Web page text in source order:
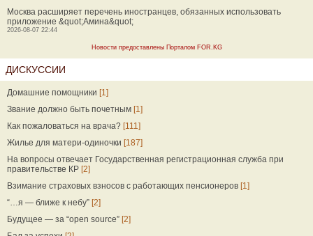
Москва расширяет перечень иностранцев, обязанных использовать
приложение &quot;Амина&quot;
2026-08-07 22:44
Новости предоставлены Порталом FOR.KG
ДИСКУССИИ
Домашние помощники [1]
Звание должно быть почетным [1]
Как пожаловаться на врача? [111]
Жилье для матери-одиночки [187]
На вопросы отвечает Государственная регистрационная служба при
правительстве КР [2]
Взимание страховых взносов с работающих пенсионеров [1]
“…я — ближе к небу” [2]
Будущее — за “open source” [2]